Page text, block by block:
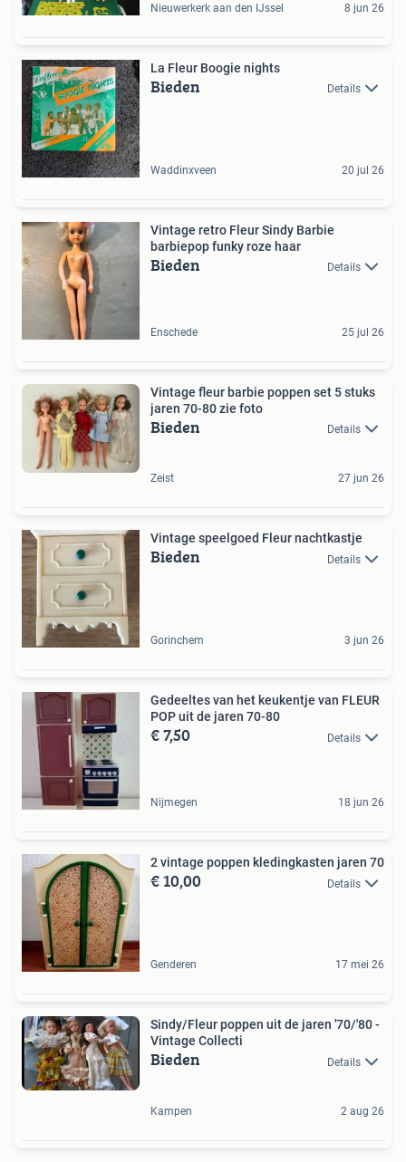
Nieuwerkerk aan den IJssel 8 jun 26
La Fleur Boogie nights
Bieden Details
Waddinxveen 20 jul 26
Vintage retro Fleur Sindy Barbie
barbiepop funky roze haar
Bieden Details
Enschede 25 jul 26
Vintage fleur barbie poppen set 5 stuks
jaren 70-80 zie foto
Bieden Details
Zeist 27 jun 26
Vintage speelgoed Fleur nachtkastje
Bieden Details
Gorinchem 3 jun 26
Gedeeltes van het keukentje van FLEUR
POP uit de jaren 70-80
€ 7,50 Details
Nijmegen 18 jun 26
2 vintage poppen kledingkasten jaren 70
€ 10,00 Details
Genderen 17 mei 26
Sindy/Fleur poppen uit de jaren '70/'80 -
Vintage Collecti
Bieden Details
Kampen 2 aug 26